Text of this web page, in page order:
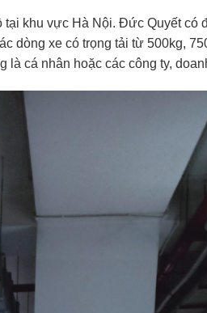
khu vực Hà Nội. Đức Quyết có
dòng xe có trọng tải từ 500kg,
cá nhân hoặc các công ty,